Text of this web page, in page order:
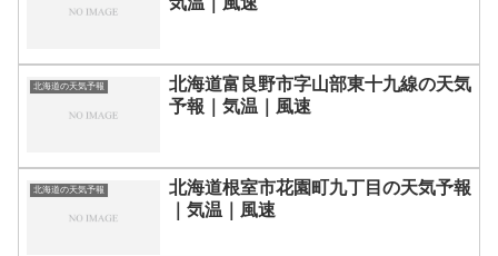
北海道の天気予報
北海道富良野市字山部東十九線の天気
予報｜気温｜風速
北海道の天気予報
北海道根室市花園町九丁目の天気予報
｜気温｜風速